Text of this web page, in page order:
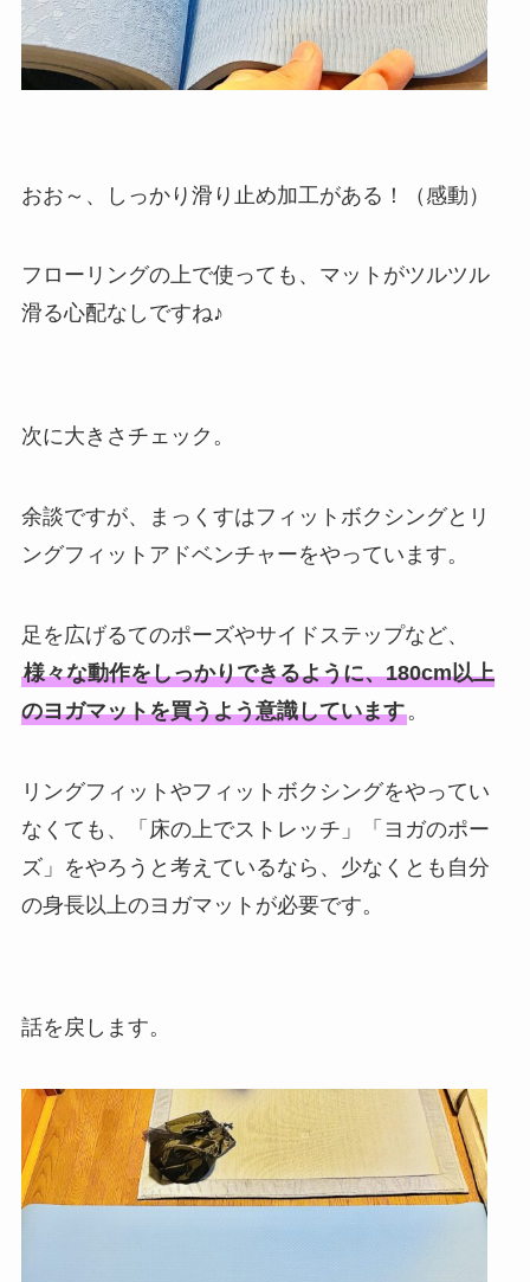
おお～、しっかり滑り止め加工がある！（感動）
フローリングの上で使っても、マットがツルツル
滑る心配なしですね♪
次に大きさチェック。
余談ですが、まっくすはフィットボクシングとリ
ングフィットアドベンチャーをやっています。
足を広げるてのポーズやサイドステップなど、
様々な動作をしっかりできるように、180cm以上
のヨガマットを買うよう意識しています。
リングフィットやフィットボクシングをやってい
なくても、「床の上でストレッチ」「ヨガのポー
ズ」をやろうと考えているなら、少なくとも自分
の身長以上のヨガマットが必要です。
話を戻します。